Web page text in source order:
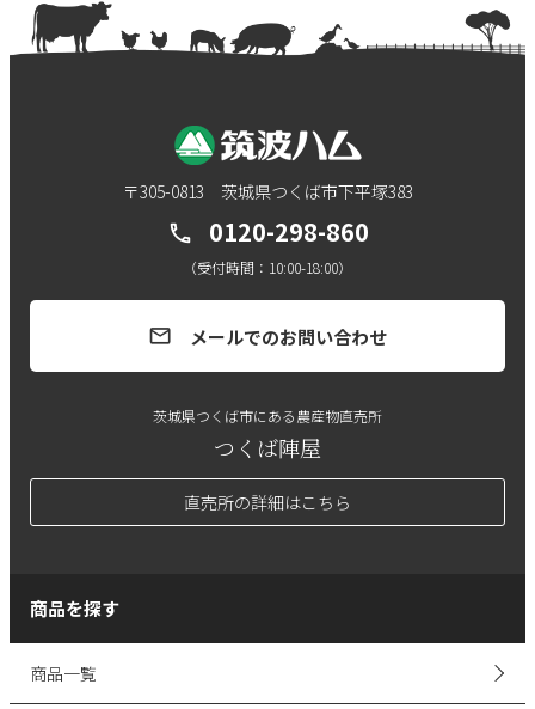
〒305-0813 茨城県つくば市下平塚383
call 0120-298-860
（受付時間：10:00-18:00）
mail メールでのお問い合わせ
茨城県つくば市にある農産物直売所
つくば陣屋
直売所の詳細はこちら
商品を探す
商品一覧